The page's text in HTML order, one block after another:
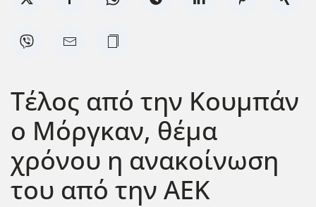
Τέλος από την Κουμπάν
ο Μόργκαν, θέμα
χρόνου η ανακοίνωση
του από την ΑΕΚ